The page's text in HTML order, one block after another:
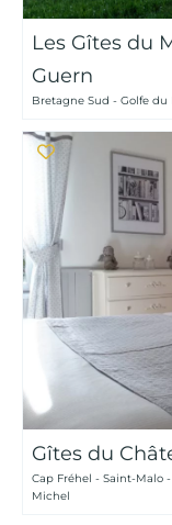
Les Gîtes du
Guern
Bretagne Sud - Golfe du
Gîtes du
Cap Fréhel - Saint-Malo
Michel